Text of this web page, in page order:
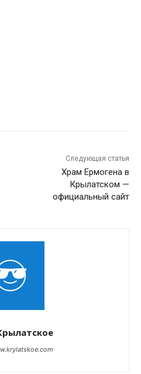
Следующая статья
Храм Ермогена в
Крылатском —
официальный сайт